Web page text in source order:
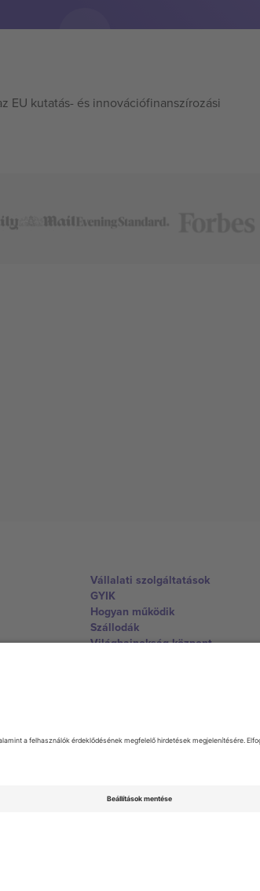
EU kutatás- és innovációfinanszírozási
Vállalati szolgáltatások
GYIK
Hogyan működik
Szállodák
Világbajnokság központ